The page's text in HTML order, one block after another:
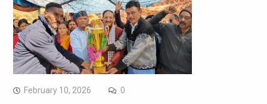
February 10, 2026 0